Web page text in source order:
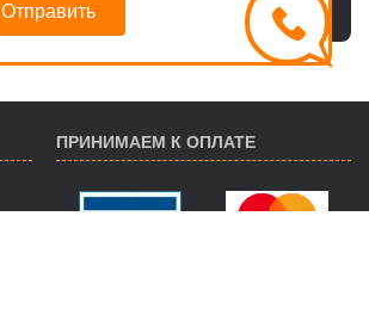
Отправить
ПРИНИМАЕМ К ОПЛАТЕ